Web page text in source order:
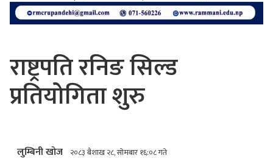
राष्ट्रपति रनिङ सिल्ड
प्रतियोगिता शुरु
लुम्बिनी खोज २०८३ बैशाख २८, सोमबार १६:०८ गते